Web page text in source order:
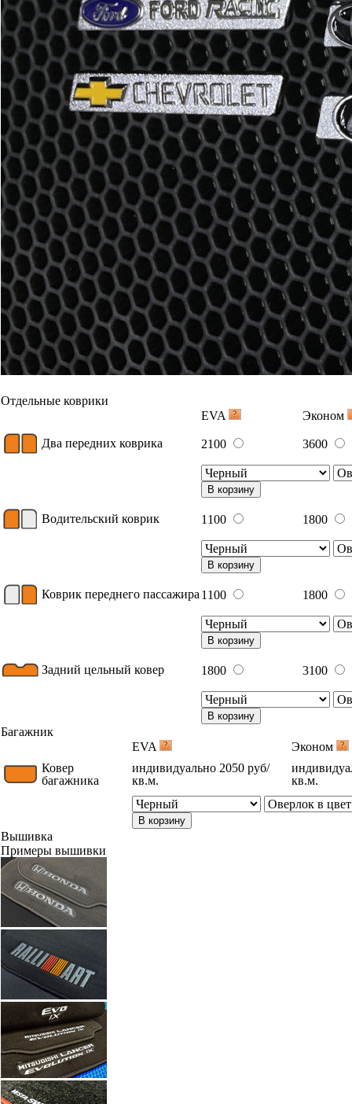
Отдельные коврики
EVA
Эконом
Два передних коврика 2100 3600
В корзину
Водительский коврик 1100 1800
В корзину
Коврик переднего пассажира 1100 1800
В корзину
Задний цельный ковер 1800 3100
В корзину
Багажник
EVA
Эконом
Ковер
багажника
индивидуально 2050 руб/
кв.м.
кв.м.
В корзину
Вышивка
Примеры вышивки